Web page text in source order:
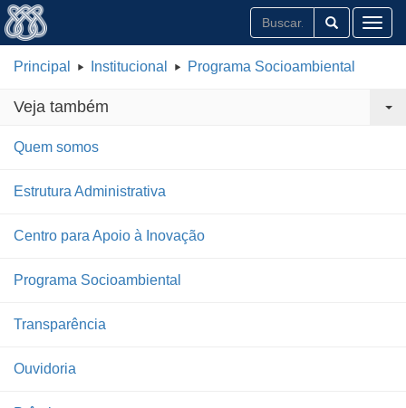
Principal Institucional Programa Socioambiental
Veja também
Quem somos
Estrutura Administrativa
Centro para Apoio à Inovação
Programa Socioambiental
Transparência
Ouvidoria